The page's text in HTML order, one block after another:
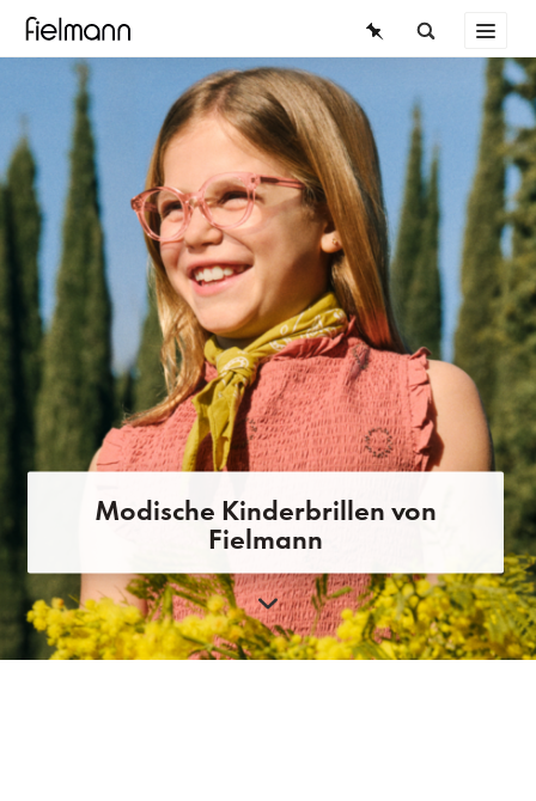
BRILLEN
SONNENBRILLEN
KONTAKTLINSEN
WISSEN
SERVICE
Modische Kinderbrillen von
Fielmann